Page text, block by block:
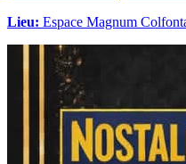
Lieu: Espace Magnum